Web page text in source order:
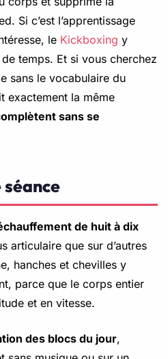
Si c’est l’apprentissage
le Kickboxing y
temps. Et si vous cherchez
sans le vocabulaire du
exactement la même
sans se
séance
de huit à dix
articulaire que sur d’autres
hanches et chevilles y
parce que le corps entier
et en vitesse.
des blocs du jour,